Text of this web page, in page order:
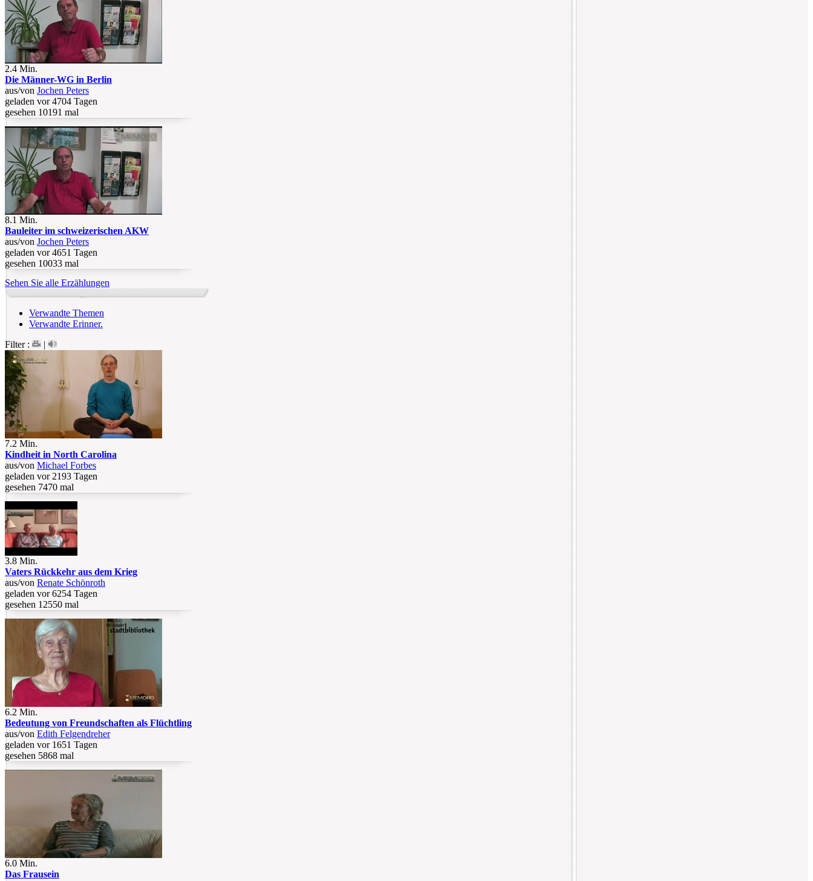
2.4 Min.
Die Männer-WG in Berlin
aus/von Jochen Peters
geladen vor 4704 Tagen
gesehen 10191 mal
8.1 Min.
Bauleiter im schweizerischen AKW
aus/von Jochen Peters
geladen vor 4651 Tagen
gesehen 10033 mal
Sehen Sie alle Erzählungen
Verwandte Themen
Verwandte Erinner.
Filter :
|
7.2 Min.
Kindheit in North Carolina
aus/von Michael Forbes
geladen vor 2193 Tagen
gesehen 7470 mal
3.8 Min.
Vaters Rückkehr aus dem Krieg
aus/von Renate Schönroth
geladen vor 6254 Tagen
gesehen 12550 mal
6.2 Min.
Bedeutung von Freundschaften als Flüchtling
aus/von Edith Felgendreher
geladen vor 1651 Tagen
gesehen 5868 mal
6.0 Min.
Das Frausein